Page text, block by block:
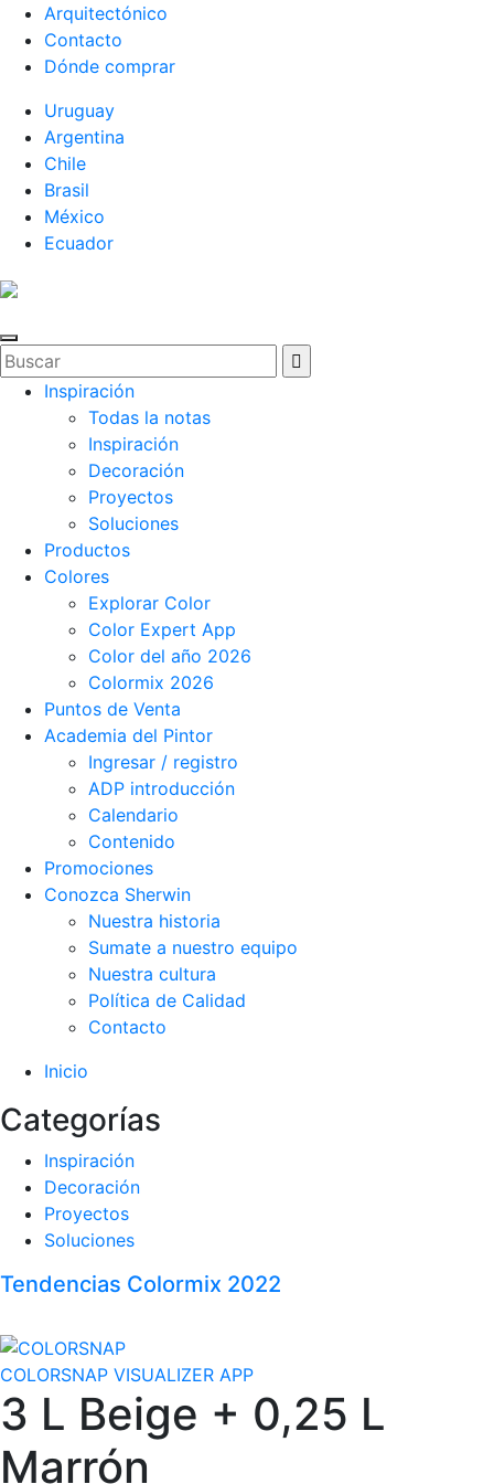
Arquitectónico
Contacto
Dónde comprar
Uruguay
Argentina
Chile
Brasil
México
Ecuador
Inspiración
Todas la notas
Inspiración
Decoración
Proyectos
Soluciones
Productos
Colores
Explorar Color
Color Expert App
Color del año 2026
Colormix 2026
Puntos de Venta
Academia del Pintor
Ingresar / registro
ADP introducción
Calendario
Contenido
Promociones
Conozca Sherwin
Nuestra historia
Sumate a nuestro equipo
Nuestra cultura
Política de Calidad
Contacto
Inicio
Categorías
Inspiración
Decoración
Proyectos
Soluciones
Tendencias Colormix 2022
COLORSNAP VISUALIZER APP
3 L Beige + 0,25 L
Marrón